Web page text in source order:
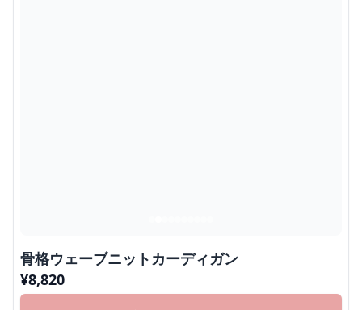
骨格ウェーブニットカーディガン
¥8,820